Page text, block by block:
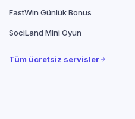
FastWin Günlük Bonus
SociLand Mini Oyun
Tüm ücretsiz servisler